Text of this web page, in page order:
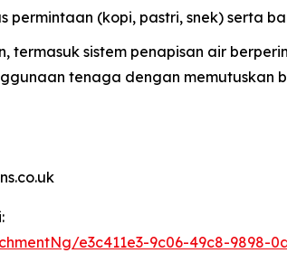
permintaan (kopi, pastri, snek) serta
termasuk sistem penapisan air
tenaga dengan
e3c411e3-9c06-49c8-9898-